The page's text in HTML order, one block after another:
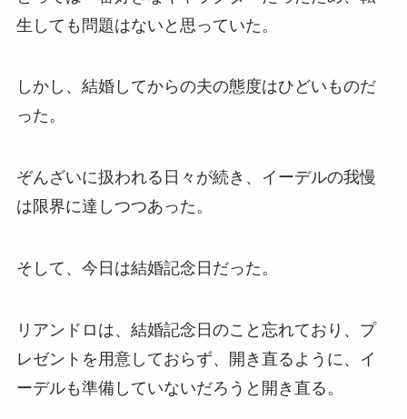
生しても問題はないと思っていた。
しかし、結婚してからの夫の態度はひどいものだ
った。
ぞんざいに扱われる日々が続き、イーデルの我慢
は限界に達しつつあった。
そして、今日は結婚記念日だった。
リアンドロは、結婚記念日のこと忘れており、プ
レゼントを用意しておらず、開き直るように、イ
ーデルも準備していないだろうと開き直る。